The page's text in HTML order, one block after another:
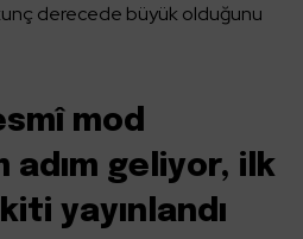
derecede büyük olduğunu
mod
adım geliyor, ilk
yayınlandı